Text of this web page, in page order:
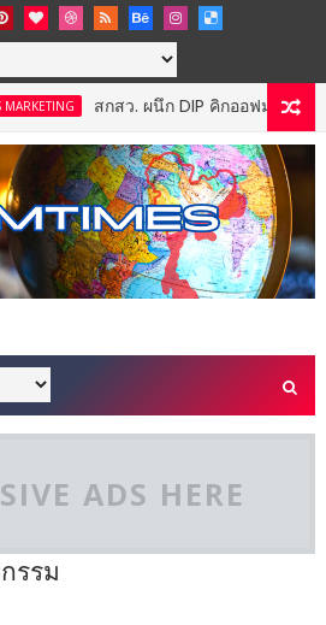
สกสว. ผนึก DIP คิกออฟมหกรรม IP X
ADS HERE
รรม